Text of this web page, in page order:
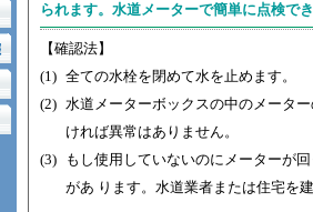
られます。水道メーターで簡単に点検で
【確認法】
(1) 全ての水栓を閉めて水を止めます。
(2) 水道メーターボックスの中のメータ
ければ異常はありません。
(3)
もし使用していないのにメーターが
があ ります。水道業者または住宅を